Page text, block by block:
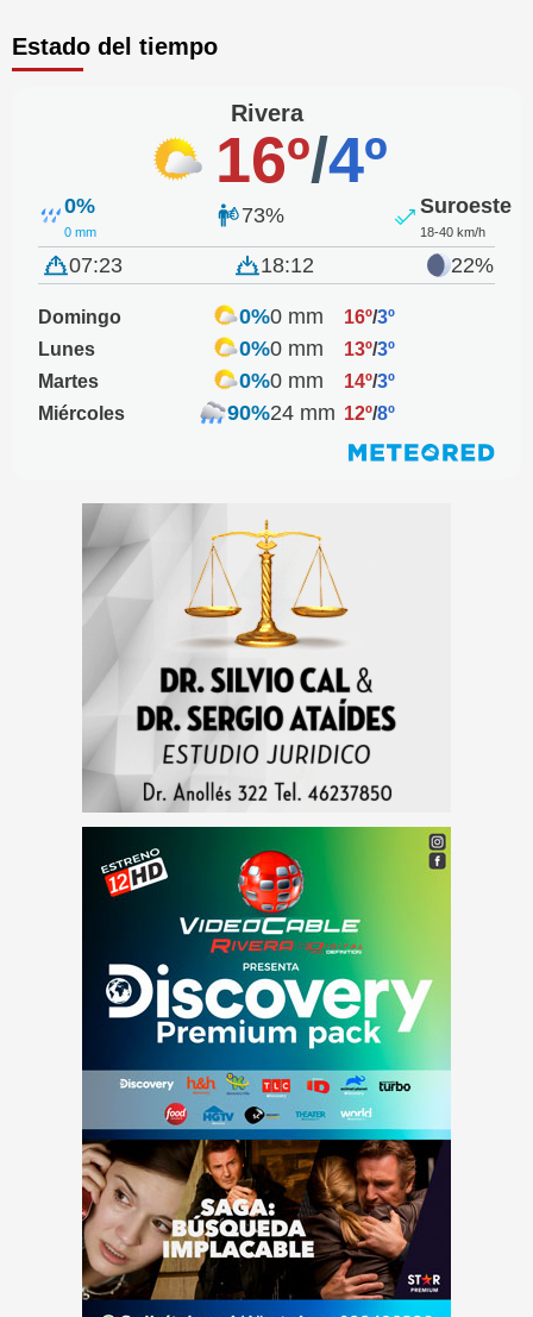
Estado del tiempo
Rivera
16º/4º
0%
0 mm
73% Suroeste
18-40 km/h
07:23 18:12 22%
Domingo 0%0 mm 16º/3º
Lunes
0%0 mm 13º/3º
Martes
0%0 mm 14º/3º
Miércoles
90%24 mm 12º/8º